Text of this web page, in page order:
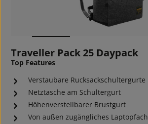
Traveller Pack 25 Daypack
Top Features
Verstaubare Rucksackschultergurte
Netztasche am Schultergurt
Höhenverstellbarer Brustgurt
Von außen zugängliches Laptopfach